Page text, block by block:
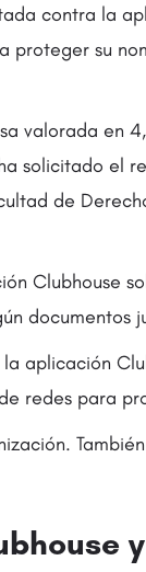
contra la
proteger su
valorada en
solicitado el
de
Clubhouse
documentos
aplicación
redes para